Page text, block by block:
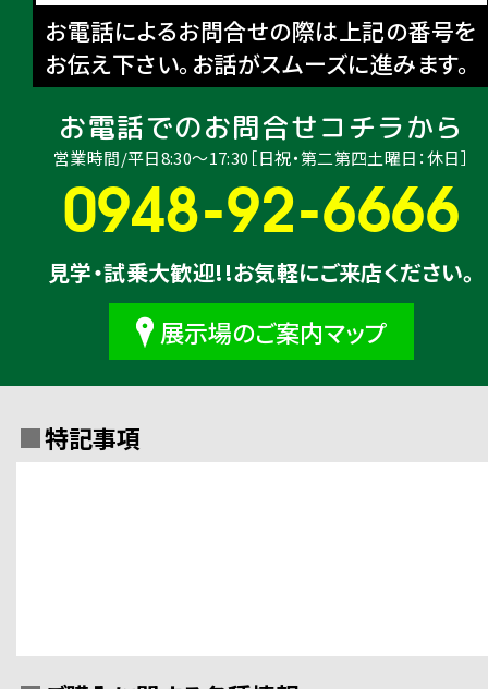
お電話によるお問合せの際は上記の番号を
お伝え下さい。お話がスムーズに進みます。
お電話でのお問合せコチラから
営業時間/平日8:30〜17:30［日祝・第二第四土曜日：休日］
0948-92-6666
見学・試乗大歓迎!!お気軽にご来店ください。
展示場のご案内マップ
特記事項